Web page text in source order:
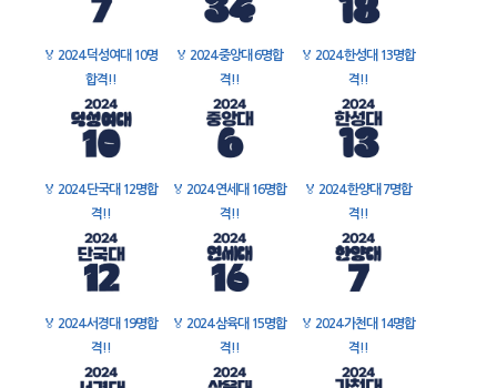
🏅 2024 덕성여대 10명
합격!!
🏅 2024 중앙대 6명합
격!!
🏅 2024 한성대 13명합
격!!
🏅 2024 단국대 12명합
격!!
🏅 2024 연세대 16명합
격!!
🏅 2024 한양대 7명합
격!!
🏅 2024 서경대 19명합
격!!
🏅 2024 삼육대 15명합
격!!
🏅 2024 가천대 14명합
격!!